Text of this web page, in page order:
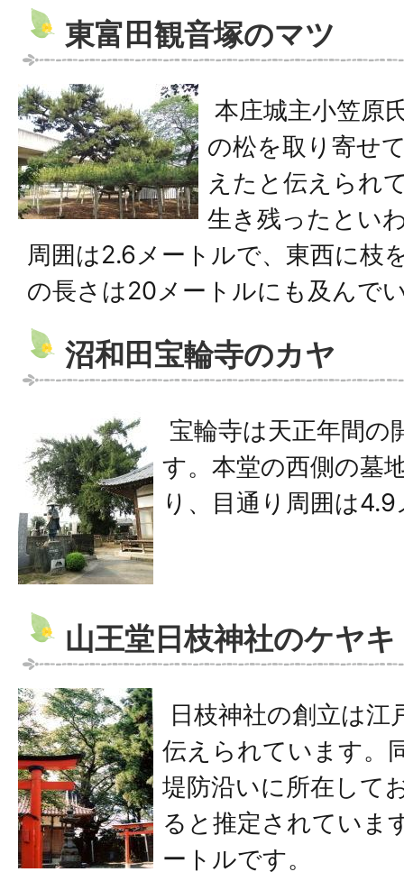
東富田観音塚のマツ
本庄城主小笠原
の松を取り寄せ
えたと伝えられ
生き残ったとい
周囲は2.6メートルで、東西に枝
の長さは20メートルにも及んで
沼和田宝輪寺のカヤ
宝輪寺は天正年間の
す。本堂の西側の墓
り、目通り周囲は
山王堂日枝神社のケヤキ
日枝神社の創立は江
伝えられています。
堤防沿いに所在して
ると推定されていま
ートルです。